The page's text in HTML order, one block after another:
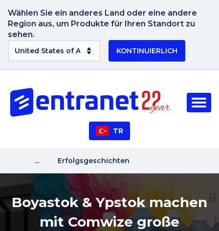
Wählen Sie ein anderes Land oder eine andere
Region aus, um Produkte für Ihren Standort zu
sehen.
KONTINUIERLICH
TR
... Erfolgsgeschichten
Boyastok & Ypstok machen
mit Comwize große